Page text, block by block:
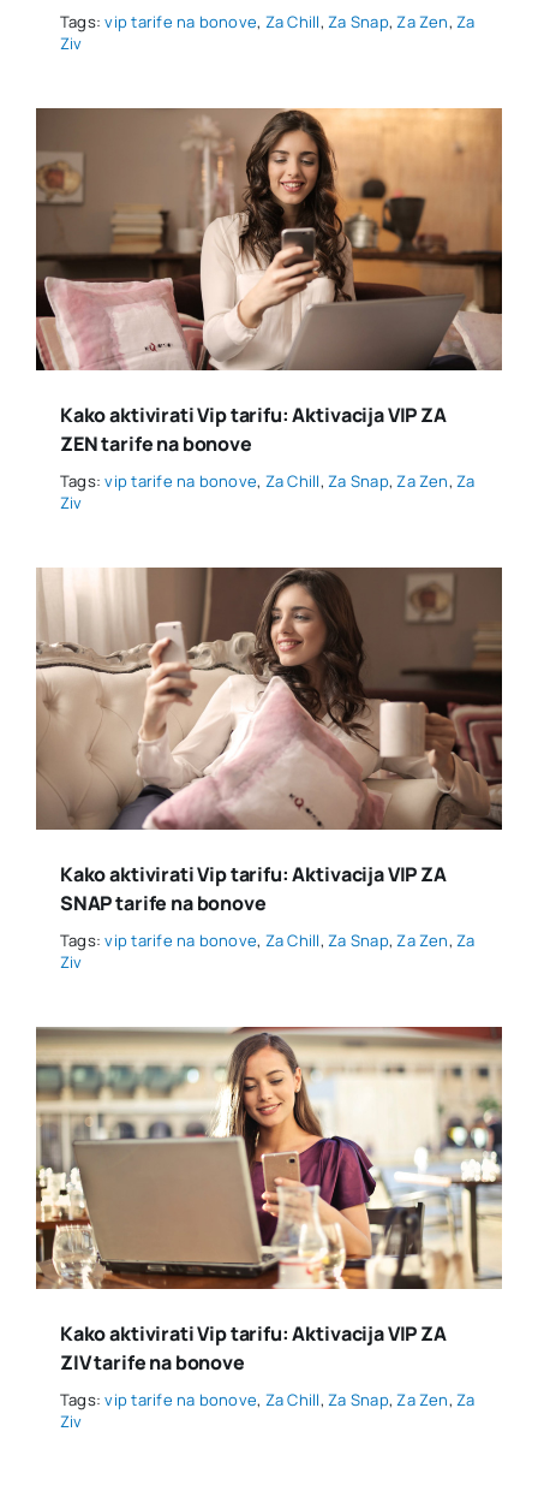
Tags:vip tarife na bonove, Za Chill,Za Snap,Za Zen,Za
Ziv
Kako aktivirati Vip tarifu: Aktivacija VIP ZA
ZEN tarife na bonove
Tags:vip tarife na bonove, Za Chill,Za Snap,Za Zen,Za
Ziv
Kako aktivirati Vip tarifu: Aktivacija VIP ZA
SNAP tarife na bonove
Tags:vip tarife na bonove, Za Chill,Za Snap,Za Zen,Za
Ziv
Kako aktivirati Vip tarifu: Aktivacija VIP ZA
ZIV tarife na bonove
Tags:vip tarife na bonove, Za Chill,Za Snap,Za Zen,Za
Ziv